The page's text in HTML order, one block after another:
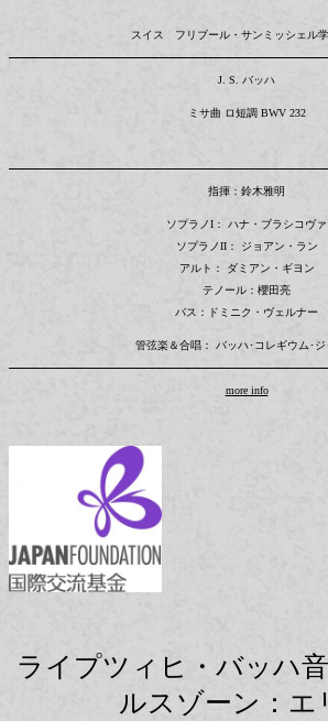
スイス フリブール・サンミッシェル
J. S. バッハ
ミサ曲 ロ短調 BWV 232
指揮：鈴木雅明
ソプラノI： ハナ・ブラシコヴァ
ソプラノII： ジョアン・ラン
アルト： ダミアン・ギヨン
テノール：櫻田亮
バス：ドミニク・ヴェルナー
管弦楽＆合唱： バッハ･コレギウム･ジ
more info
ライプツィヒ・バッハ
ルスゾーン：エ